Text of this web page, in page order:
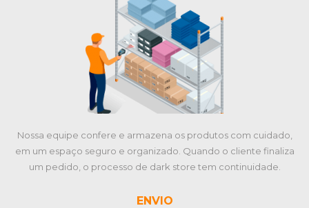
Nossa equipe confere e armazena os produtos com cuidado,
em um espaço seguro e organizado. Quando o cliente finaliza
um pedido, o processo de dark store tem continuidade.
ENVIO